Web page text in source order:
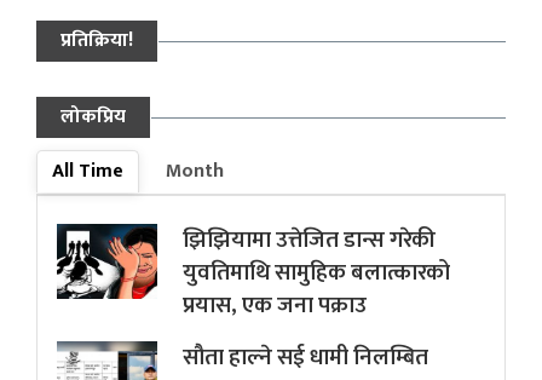
प्रतिक्रिया!
लोकप्रिय
All Time
Month
झिझियामा उत्तेजित डान्स गरेकी
युवतिमाथि सामुहिक बलात्कारको
प्रयास, एक जना पक्राउ
सौता हाल्ने सई धामी निलम्बित